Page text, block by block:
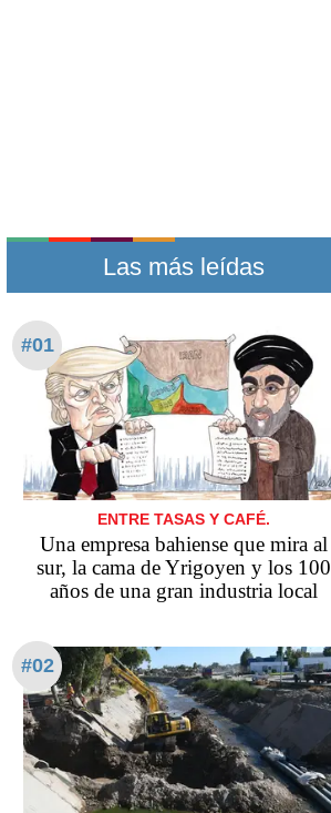
Las más leídas
#01
ENTRE TASAS Y CAFÉ.
Una empresa bahiense que mira al
sur, la cama de Yrigoyen y los 100
años de una gran industria local
#02